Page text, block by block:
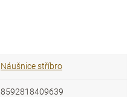
Náušnice stříbro
8592818409639